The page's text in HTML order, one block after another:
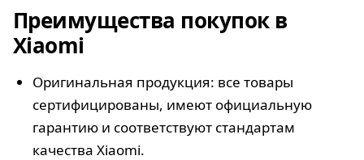
Преимущества покупок в
Xiaomi
Оригинальная продукция: все товары
сертифицированы, имеют официальную
гарантию и соответствуют стандартам
качества Xiaomi.